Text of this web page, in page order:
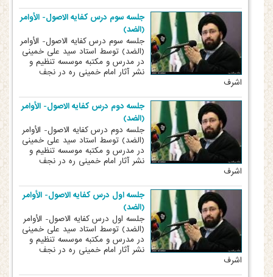
جلسه سوم درس کفایه الاصول- الأوامر
(الضد)
جلسه سوم درس کفایه الاصول- الأوامر
(الضد) توسط استاد سید علی خمینی
در مدرس و مکتبه موسسه تنظیم و
نشر آثار امام خمینی ره در نجف
اشرف
جلسه دوم درس کفایه الاصول- الأوامر
(الضد)
جلسه دوم درس کفایه الاصول- الأوامر
(الضد) توسط استاد سید علی خمینی
در مدرس و مکتبه موسسه تنظیم و
نشر آثار امام خمینی ره در نجف
اشرف
جلسه اول درس کفایه الاصول- الأوامر
(الضد)
جلسه اول درس کفایه الاصول- الأوامر
(الضد) توسط استاد سید علی خمینی
در مدرس و مکتبه موسسه تنظیم و
نشر آثار امام خمینی ره در نجف
اشرف